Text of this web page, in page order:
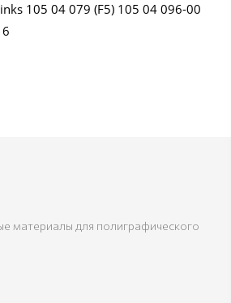
105 04 079 (F5) 105 04 096-00
материалы для полиграфического